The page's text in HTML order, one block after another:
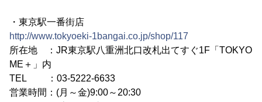
・東京駅一番街店
http://www.tokyoeki-1bangai.co.jp/shop/117
所在地 ：JR東京駅八重洲北口改札出てすぐ1F「TOKYO
ME＋」内
TEL ：03-5222-6633
営業時間：(月～金)9:00～20:30